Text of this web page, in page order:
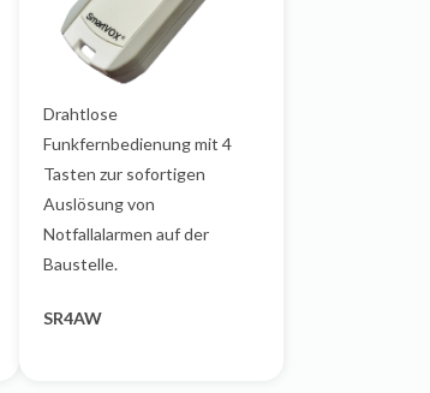
Drahtlose
Funkfernbedienung mit 4
Tasten zur sofortigen
Auslösung von
Notfallalarmen auf der
Baustelle.
SR4AW